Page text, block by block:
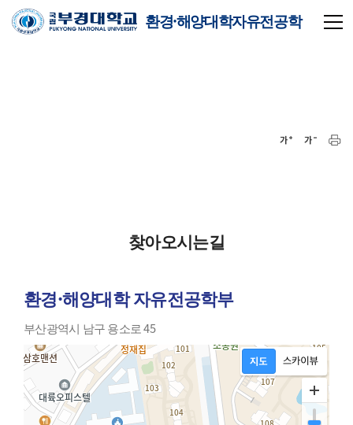
환경·해양대학자유전공학
찾아오시는길
환경·해양대학 자유전공학부
부산광역시 남구 용소로 45